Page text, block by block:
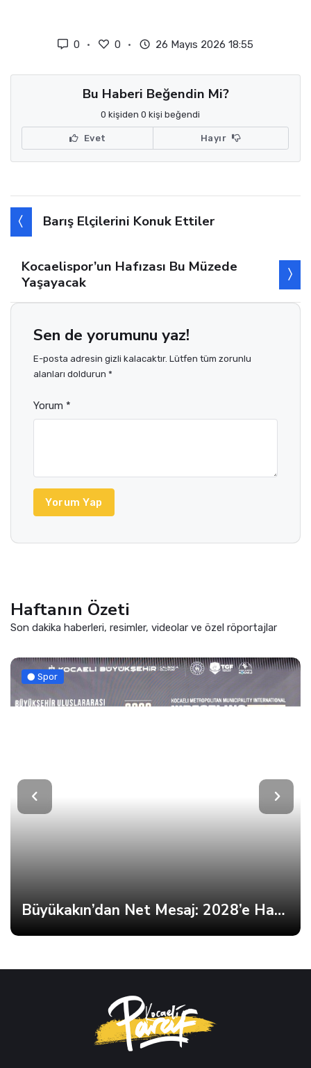
0 0 26 Mayıs 2026 18:55
Bu Haberi Beğendin Mi?
0 kişiden 0 kişi beğendi
Evet Hayır
Barış Elçilerini Konuk Ettiler
Kocaelispor’un Hafızası Bu Müzede
Yaşayacak
Sen de yorumunu yaz!
E-posta adresin gizli kalacaktır. Lütfen tüm zorunlu
alanları doldurun *
Yorum *
Yorum Yap
Haftanın Özeti
Son dakika haberleri, resimler, videolar ve özel röportajlar
Spor
Büyükakın’dan Net Mesaj: 2028’e Hazırız